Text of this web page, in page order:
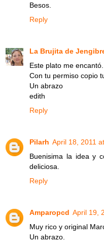
Besos.
Reply
La Brujita de
Este plato me encantó.
Con tu permiso copio
Un abrazo
edith
Reply
Pilarh April 18, 2011
Buenisima la idea y
deliciosa.
Reply
Amparopcd April 19,
Muy rico y original
Un abrazo.